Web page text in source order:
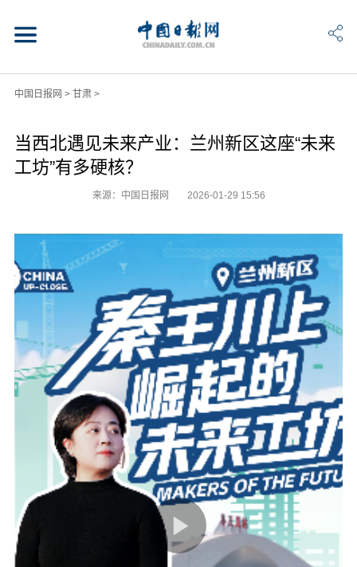
中国日报网 > 甘肃>
当西北遇见未来产业：兰州新区这座“未来
工坊”有多硬核？
来源：中国日报网 2026-01-29 15:56